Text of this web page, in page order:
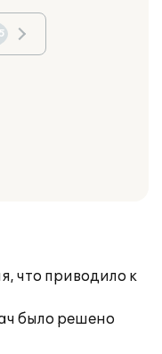
что приводило к
было решено